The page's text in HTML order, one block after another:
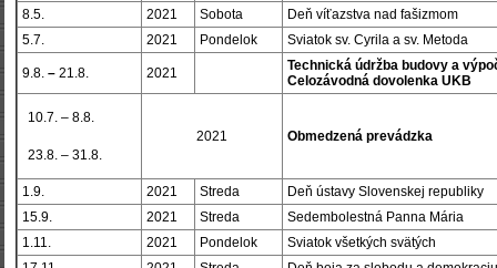
8.5.
2021 Sobota
Deň víťazstva nad fašizmom
5.7.
2021 Pondelok Sviatok sv. Cyrila a sv. Metoda
9.8. – 21.8. 2021
Technická údržba budovy a
Celozávodná dovolenka UKB
10.7. – 8.8.
23.8. – 31.8.
2021 Obmedzená prevádzka
1.9. 2021 Streda
Deň ústavy Slovenskej republiky
15.9.
2021 Streda
Sedembolestná Panna Mária
1.11.
2021 Pondelok
Sviatok všetkých svätých